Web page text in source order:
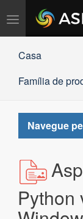
Alternar
navegação
Casa
Família de
Navegue
Python